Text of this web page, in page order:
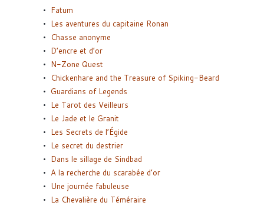
Fatum
Les aventures du capitaine Ronan
Chasse anonyme
D’encre et d’or
N-Zone Quest
Chickenhare and the Treasure of Spiking-Beard
Guardians of Legends
Le Tarot des Veilleurs
Le Jade et le Granit
Les Secrets de l’Égide
Le secret du destrier
Dans le sillage de Sindbad
A la recherche du scarabée d’or
Une journée fabuleuse
La Chevalière du Téméraire